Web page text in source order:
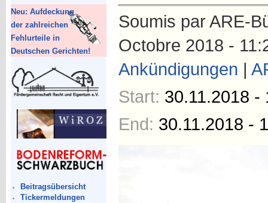
Neu: Aufdeckung
der zahlreichen
Fehlurteile in
Deutschen Gerichten!
Beitragsübersicht
Tickermeldungen
Soumis par ARE-
Octobre 2018 -
Ankündigungen |
Start: 30.11.2018 -
End: 30.11.2018 -